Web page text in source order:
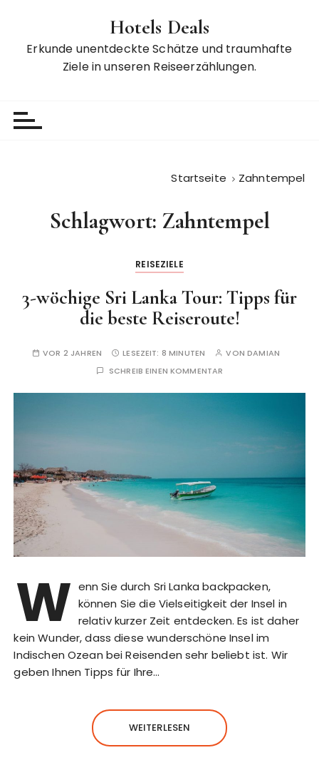
Hotels Deals
Erkunde unentdeckte Schätze und traumhafte
Ziele in unseren Reiseerzählungen.
Startseite Zahntempel
Schlagwort: Zahntempel
REISEZIELE
3-wöchige Sri Lanka Tour: Tipps für
die beste Reiseroute!
VOR 2 JAHREN LESEZEIT: 8 MINUTEN VONDAMIAN
SCHREIB EINEN KOMMENTAR
W enn Sie durch Sri Lanka backpacken,
können Sie die Vielseitigkeit der Insel in
relativ kurzer Zeit entdecken. Es ist daher
kein Wunder, dass diese wunderschöne Insel im
Indischen Ozean bei Reisenden sehr beliebt ist. Wir
geben Ihnen Tipps für Ihre…
WEITERLESEN